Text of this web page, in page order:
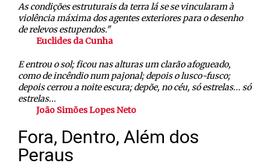
As condições estruturais da terra lá se se vincularam à
violência máxima dos agentes exteriores para o desenho
de relevos estupendos."
Euclides da Cunha
E entrou o sol; ficou nas alturas um clarão afogueado,
como de incêndio num pajonal; depois o lusco-fusco;
depois cerrou a noite escura; depõe, no céu, só estrelas... só
estrelas...
João Simões Lopes Neto
Fora, Dentro, Além dos
Peraus